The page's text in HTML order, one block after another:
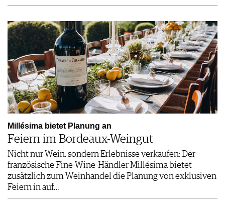
Millésima bietet Planung an
Feiern im Bordeaux-Weingut
Nicht nur Wein, sondern Erlebnisse verkaufen: Der
französische Fine-Wine-Händler Millésima bietet
zusätzlich zum Weinhandel die Planung von exklusiven
Feiern in auf…